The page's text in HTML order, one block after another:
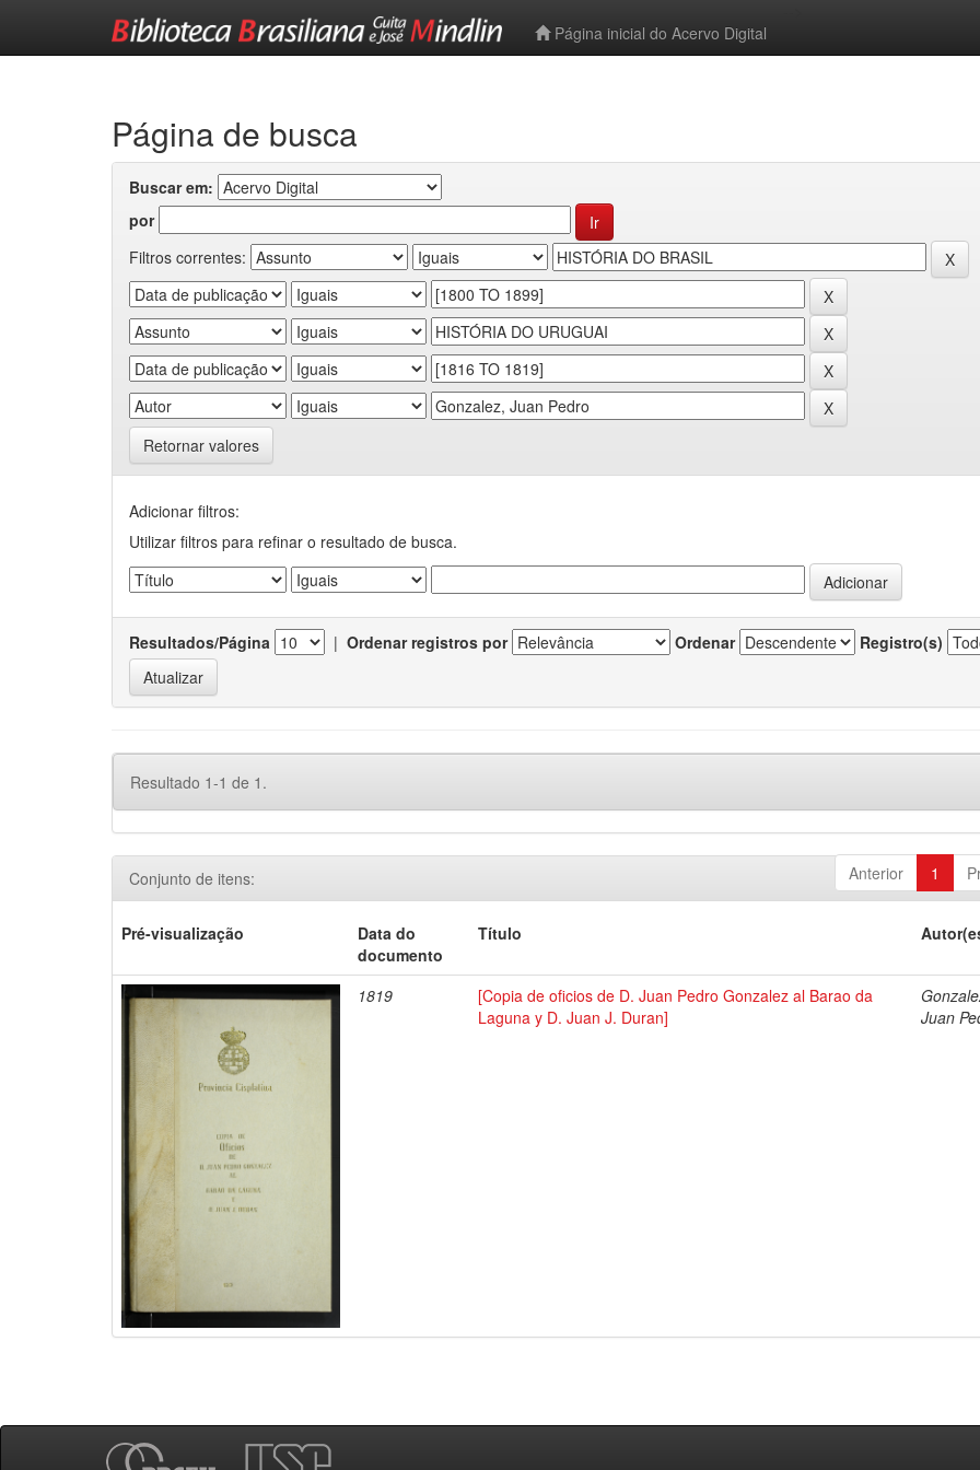
Página inicial do Acervo Digital
Página de busca
Buscar em:
por
Filtros correntes:
Retornar valores
Adicionar filtros:
Utilizar filtros para refinar o resultado de busca.
Resultados/Página | Ordenar registros por Ordenar Registro(s)
Resultado 1-1 de 1.
Anterior 1
Conjunto de itens:
Pré-visualização
Data do
documento
Título
1819
[Copia de oficios de D. Juan Pedro Gonzalez al Barao da
Laguna y D. Juan J. Duran]
Juan